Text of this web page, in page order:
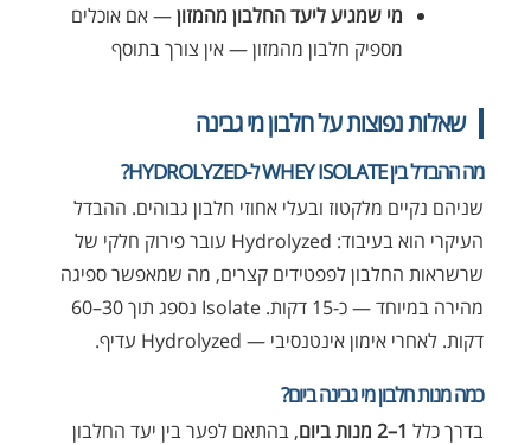
מי שמגיע ליעד החלבון מהמזון— אם אוכלים
מספיק חלבון מהמזון — אין צורך בתוסף
שאלות נפוצות על חלבון מי גבינה
מה ההבדל בין WHEY ISOLATE ל-HYDROLYZED?
שניהם נקיים מלקטוז ובעלי אחוזי חלבון גבוהים. ההבדל
העיקרי הוא בעיבוד: Hydrolyzed עובר פירוק חלקי של
שרשראות החלבון לפפטידים קצרים, מה שמאפשר ספיגה
מהירה במיוחד — כ-15 דקות. Isolate נספג תוך 30–60
דקות. לאחרי אימון אינטנסיבי — Hydrolyzed עדיף.
כמה מנות חלבון מי גבינה ביום?
בדרך כלל 1–2 מנות ביום
, בהתאם לפער בין יעד החלבון